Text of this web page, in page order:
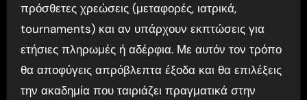
πρόσθετες χρεώσεις (μεταφορές, ιατρικά,
tournaments) και αν υπάρχουν εκπτώσεις για
ετήσιες πληρωμές ή αδέρφια. Με αυτόν τον τρόπο
θα αποφύγεις απρόβλεπτα έξοδα και θα επιλέξεις
την ακαδημία που ταιριάζει πραγματικά στην